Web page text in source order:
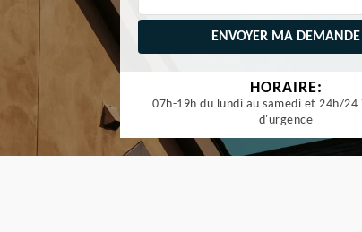
HORAIRE:
07h-19h du lundi au samedi et 24h/24
d'urgence